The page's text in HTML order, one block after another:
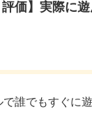
価】実際に
誰でもすぐに